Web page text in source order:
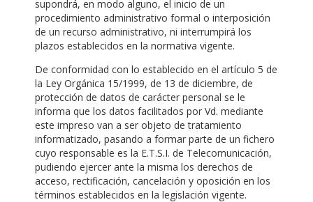
supondrá, en modo alguno, el inicio de un
procedimiento administrativo formal o interposición
de un recurso administrativo, ni interrumpirá los
plazos establecidos en la normativa vigente.
De conformidad con lo establecido en el artículo 5 de
la Ley Orgánica 15/1999, de 13 de diciembre, de
protección de datos de carácter personal se le
informa que los datos facilitados por Vd. mediante
este impreso van a ser objeto de tratamiento
informatizado, pasando a formar parte de un fichero
cuyo responsable es la E.T.S.I. de Telecomunicación,
pudiendo ejercer ante la misma los derechos de
acceso, rectificación, cancelación y oposición en los
términos establecidos en la legislación vigente.